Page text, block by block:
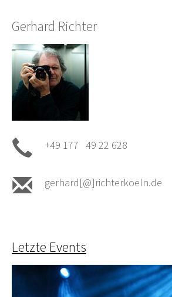
Gerhard Richter
+49 177 49 22 628
gerhard[@]richterkoeln.de
Letzte Events